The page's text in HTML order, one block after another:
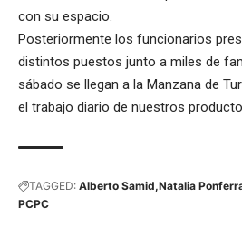
con su espacio.
Posteriormente los funcionarios
distintos puestos junto a miles de
sábado se llegan a la Manzana de
el trabajo diario de nuestros
TAGGED: Alberto Samid Natalia
PCPC